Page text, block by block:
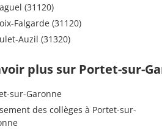
(31120)
Falgarde (31120)
Auzil (31320)
plus sur Portet-sur-
sur-Garonne
des collèges à Portet-sur-